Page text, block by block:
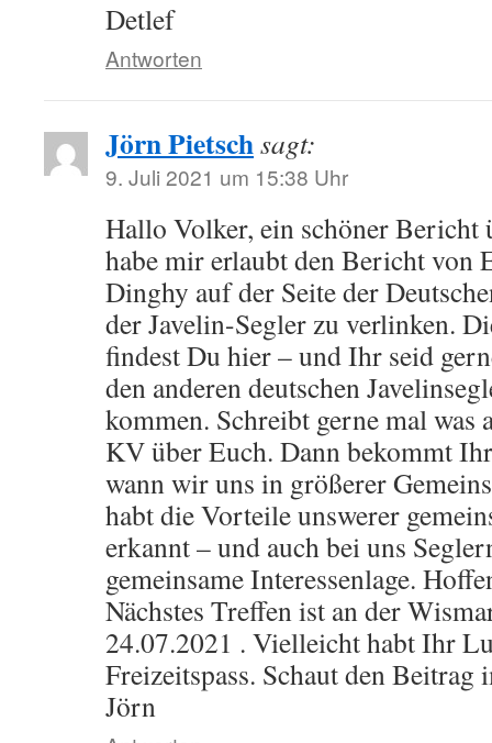
Detlef
Antworten
Jörn Pietschsagt:
9. Juli 2021 um 15:38 Uhr
Hallo Volker, ein schöner Bericht
habe mir erlaubt den Bericht von
Dinghy auf der Seite der
der Javelin-Segler zu verlinken.
findest Du hier – und Ihr seid
den anderen deutschen
kommen. Schreibt gerne mal was
KV über Euch. Dann bekommt
wann wir uns in größerer
habt die Vorteile unswerer
erkannt – und auch bei uns
gemeinsame Interessenlage.
Nächstes Treffen ist an der
24.07.2021 . Vielleicht habt Ihr
Freizeitspass. Schaut den
Jörn